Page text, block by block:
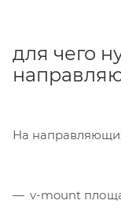
для чего
На
v-mount